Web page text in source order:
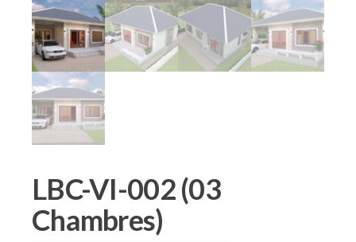
LBC-VI-002 (03
Chambres)